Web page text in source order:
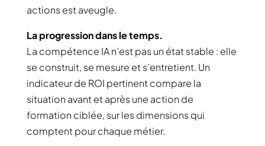
actions est aveugle.
La progression dans le temps.
La compétence IA n’est pas un état stable : elle
se construit, se mesure et s’entretient. Un
indicateur de ROI pertinent compare la
situation avant et après une action de
formation ciblée, sur les dimensions qui
comptent pour chaque métier.